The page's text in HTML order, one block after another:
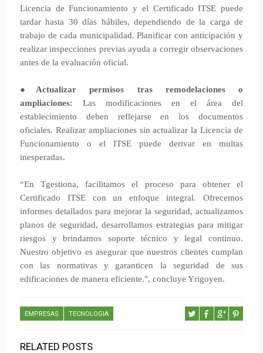
Licencia de Funcionamiento y el Certificado ITSE puede
tardar hasta 30 días hábiles, dependiendo de la carga de
trabajo de cada municipalidad. Planificar con anticipación y
realizar inspecciones previas ayuda a corregir observaciones
antes de la evaluación oficial.
● Actualizar permisos tras remodelaciones o
ampliaciones: Las modificaciones en el área del
establecimiento deben reflejarse en los documentos
oficiales. Realizar ampliaciones sin actualizar la Licencia de
Funcionamiento o el ITSE puede derivar en multas
inesperadas.
“En Tgestiona, facilitamos el proceso para obtener el
Certificado ITSE con un enfoque integral. Ofrecemos
informes detallados para mejorar la seguridad, actualizamos
planos de seguridad, desarrollamos estrategias para mitigar
riesgos y brindamos soporte técnico y legal continuo.
Nuestro objetivo es asegurar que nuestros clientes cumplan
con las normativas y garanticen la seguridad de sus
edificaciones de manera eficiente.", concluye Yrigoyen.
EMPRESAS TECNOLOGIA
RELATED POSTS